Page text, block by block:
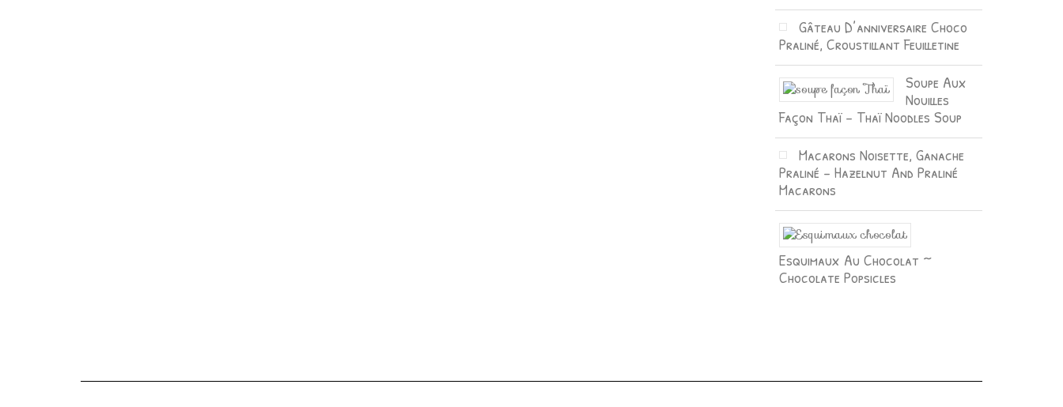
Gâteau D’anniversaire Choco
Praliné, Croustillant Feuilletine
Soupe Aux
Nouilles
Façon Thaï – Thaï Noodles Soup
Macarons Noisette, Ganache
Praliné – Hazelnut And Praliné
Macarons
Esquimaux Au Chocolat ~
Chocolate Popsicles